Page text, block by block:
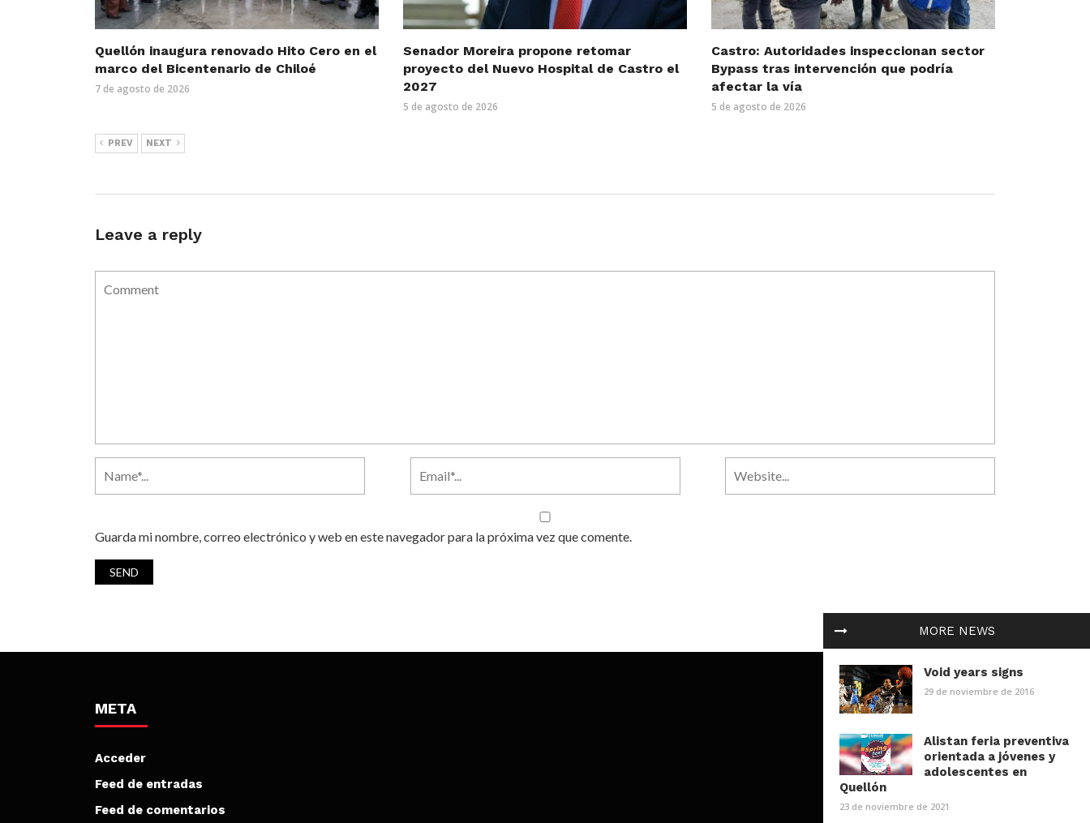
Quellón inaugura renovado Hito Cero en el
marco del Bicentenario de Chiloé
7 de agosto de 2026
Senador Moreira propone retomar
proyecto del Nuevo Hospital de Castro el
2027
5 de agosto de 2026
Castro: Autoridades inspeccionan sector
Bypass tras intervención que podría
afectar la vía
5 de agosto de 2026
PREV NEXT
Leave a reply
Guarda mi nombre, correo electrónico y web en este navegador para la próxima vez que comente.
MORE NEWS
Void years signs
29 de noviembre de 2016
Alistan feria preventiva
orientada a jóvenes y
adolescentes en
Quellón
23 de noviembre de 2021
META
Acceder
Feed de entradas
Feed de comentarios